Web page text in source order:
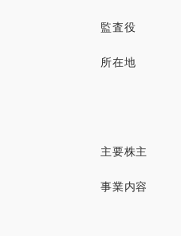
監査役
所在地
主要株主
事業内容